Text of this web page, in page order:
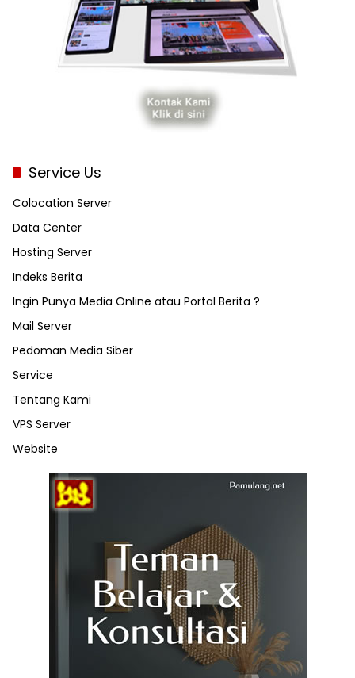
Service Us
Colocation Server
Data Center
Hosting Server
Indeks Berita
Ingin Punya Media Online atau Portal Berita ?
Mail Server
Pedoman Media Siber
Service
Tentang Kami
VPS Server
Website